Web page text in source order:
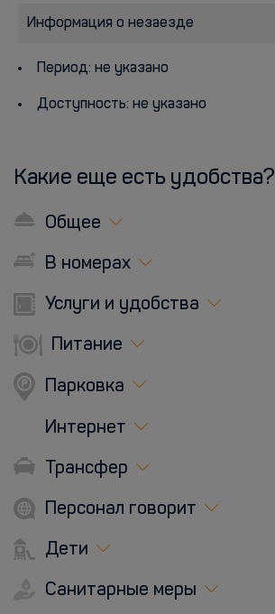
Информация о незаезде
Период: не указано
Доступность: не указано
Какие еще есть удобства?
Общее
В номерах
Услуги и удобства
Питание
Парковка
Интернет
Трансфер
Персонал говорит
Дети
Санитарные меры